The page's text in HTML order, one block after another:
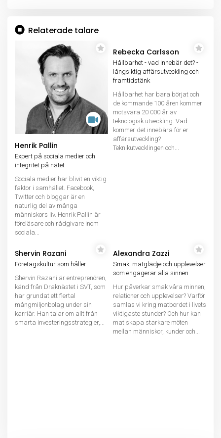
Relaterade talare
Henrik Pallin
Expert på sociala medier och
integritet på nätet
Sociala medier har blivit en viktig
faktor i samhället. Facebook,
Twitter och bloggar är en
naturlig del av många
människors liv. Henrik Pallin är
föreläsare och rådgivare inom
sociala...
Rebecka Carlsson
Hållbarhet - vad innebär det? -
långsiktig affärsutveckling och
framtidstänk
Hållbarhet har bara börjat och
de kommande 100 åren kommer
motsvara 20 000 år av
teknologisk utveckling. Vad
kommer det innebära för er
affärsutveckling?
Teknikutvecklingen och...
Shervin Razani
Företagskultur som håller
Shervin Razani är entreprenören,
känd från Draknästet i SVT, som
har grundat ett flertal
mångmiljonbolag under sin
karriär. Han talar om allt från
smarta investeringsstrategier,...
Alexandra Zazzi
Smak, matglädje och upplevelser
som engagerar alla sinnen
Hur påverkar smak våra minnen,
relationer och upplevelser? Varför
samlas vi kring matbordet i livets
viktigaste stunder? Och hur kan
mat skapa starkare möten
mellan människor, kunder och...